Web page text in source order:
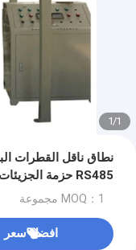
1
/
1
RS485 حزمة الجزيئات الكمية IP66 للحبيبات
MOQ：1 مجموعة
افضل سعر